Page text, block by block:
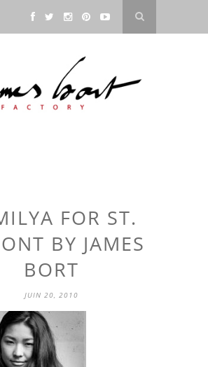
FOR ST.
BY JAMES
BORT
JUIN 20, 2010